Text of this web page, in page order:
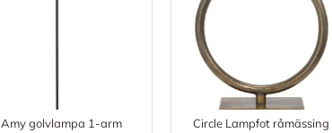
Amy golvlampa 1-arm Circle Lampfot råmässing